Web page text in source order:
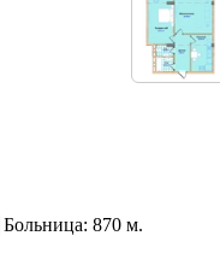
Больница: 870 м.